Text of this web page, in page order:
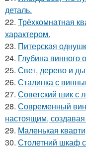
деталь.
22. Трёхкомнатная
характером.
23. Питерская
24. Глубина винного
25. Свет, дерево и
26. Сталинка с
27. Советский шик с
28. Современный
настоящим,
29. Маленькая
30. Столетний шкаф